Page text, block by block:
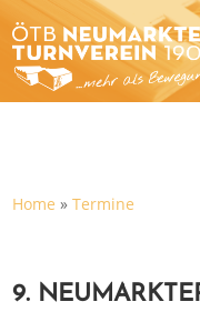
Home »Termine
9.